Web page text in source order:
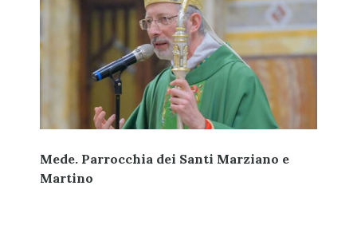
Mede. Parrocchia dei Santi Marziano e
Martino